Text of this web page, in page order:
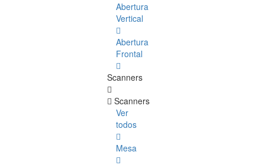
Abertura
Vertical
Abertura
Frontal
Scanners
Scanners
Ver
todos
Mesa